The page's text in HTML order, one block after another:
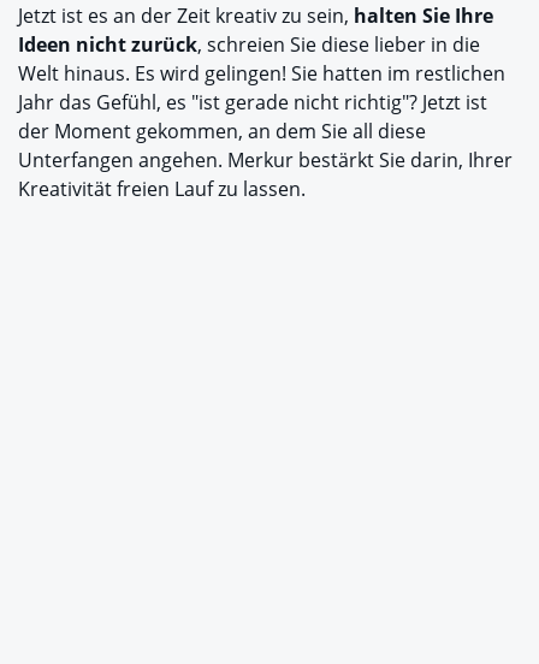
Jetzt ist es an der Zeit kreativ zu sein, halten Sie Ihre
Ideen nicht zurück, schreien Sie diese lieber in die
Welt hinaus. Es wird gelingen! Sie hatten im restlichen
Jahr das Gefühl, es "ist gerade nicht richtig"? Jetzt ist
der Moment gekommen, an dem Sie all diese
Unterfangen angehen. Merkur bestärkt Sie darin, Ihrer
Kreativität freien Lauf zu lassen.